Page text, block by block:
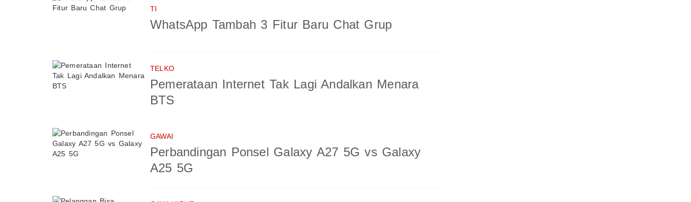
TI
WhatsApp Tambah 3 Fitur Baru Chat Grup
TELKO
Pemerataan Internet Tak Lagi Andalkan Menara
BTS
GAWAI
Perbandingan Ponsel Galaxy A27 5G vs Galaxy
A25 5G